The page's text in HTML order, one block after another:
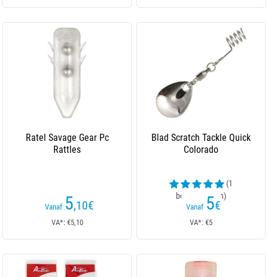
Ratel Savage Gear Pc
Rattles
Vanaf 5,10€
VA*: €5,10
Blad Scratch Tackle Quick
Colorado
(1
beoordelingen)
Vanaf 5€
VA*: €5